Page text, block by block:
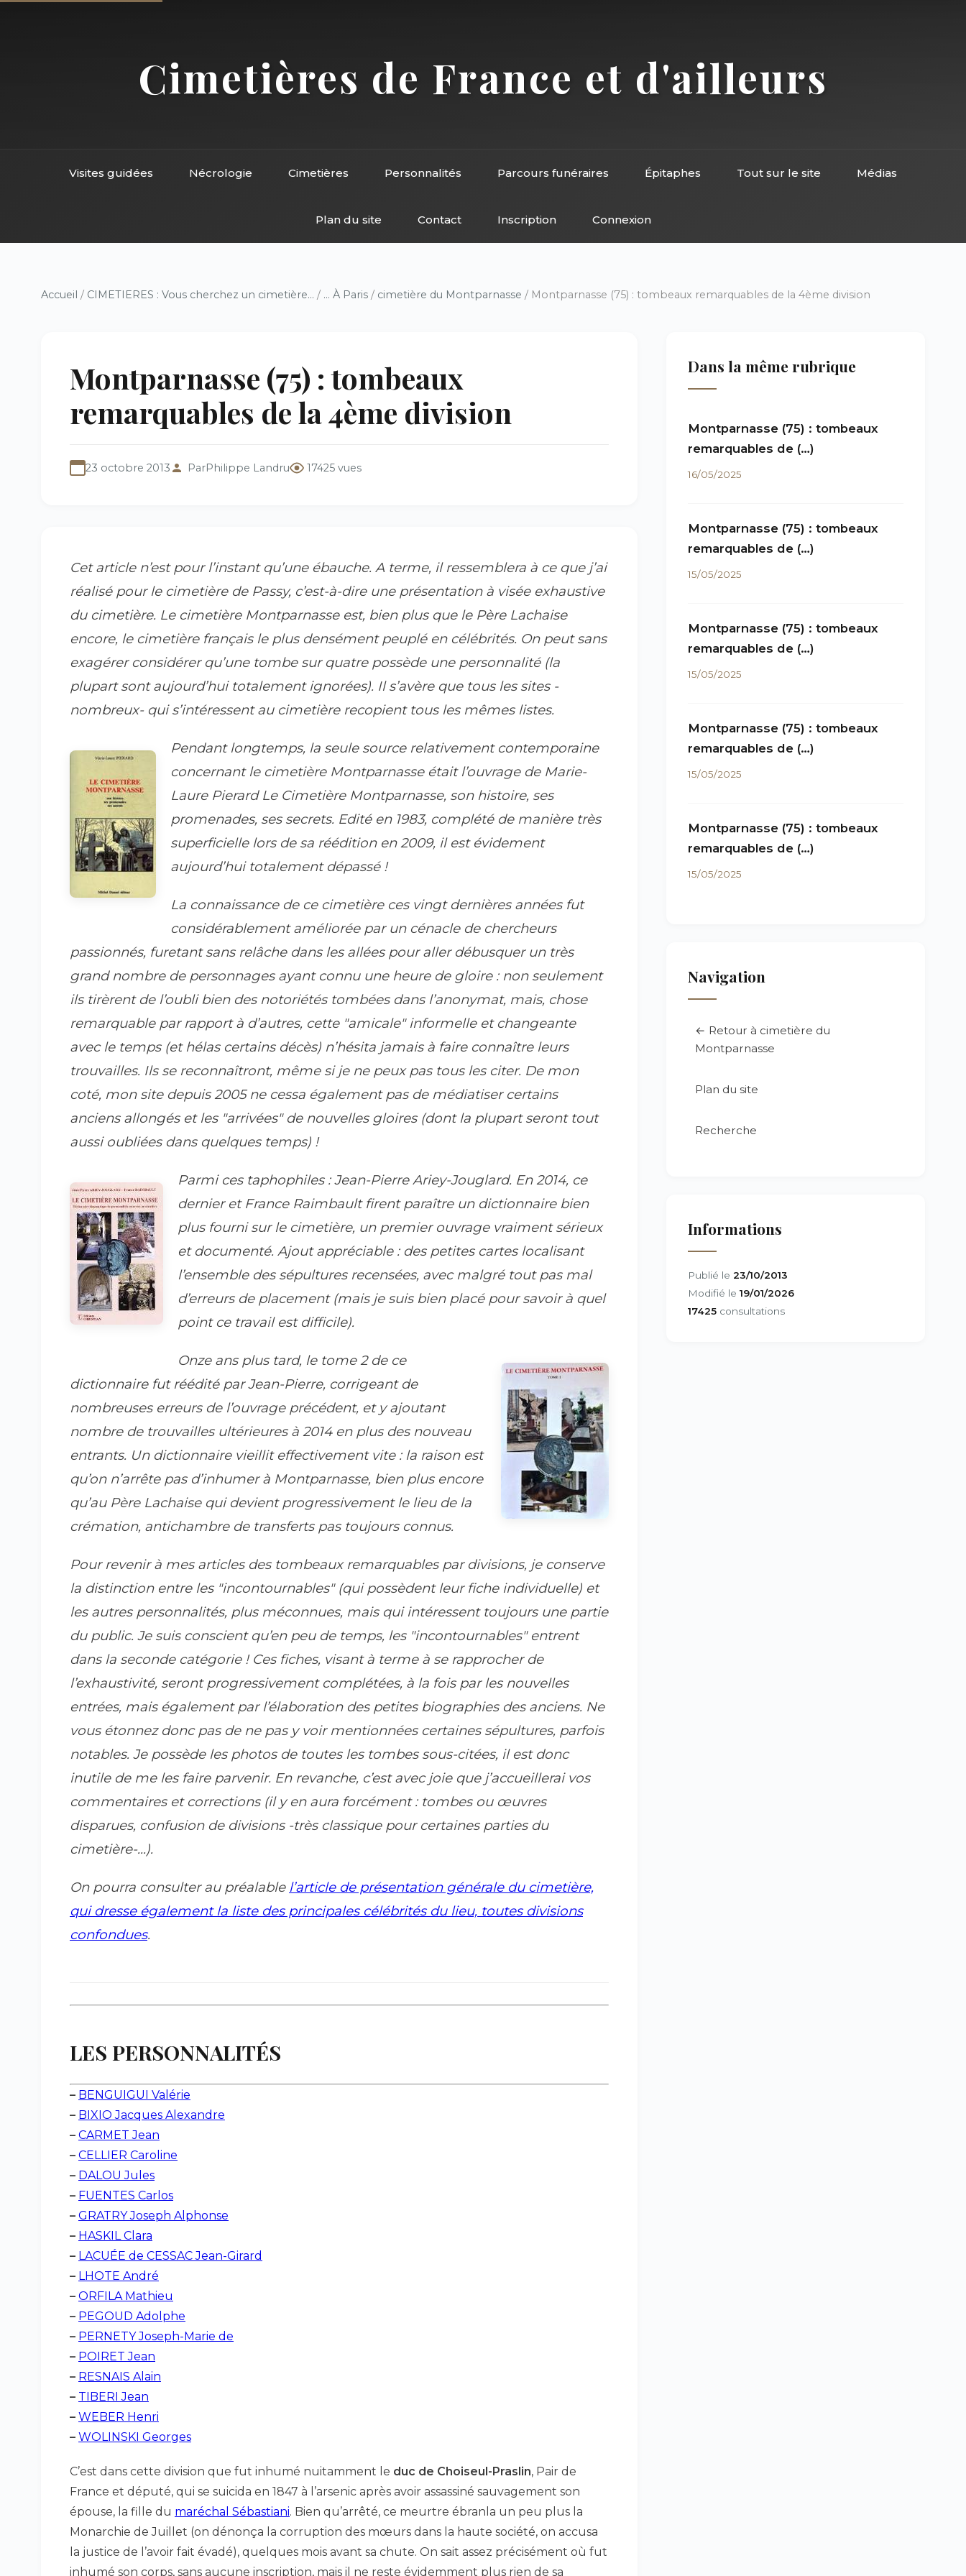
Cimetières de France et d'ailleurs
Visites guidées Nécrologie Cimetières Personnalités Parcours funéraires Épitaphes Tout sur le site Médias
Plan du site Contact Inscription Connexion
Accueil / CIMETIERES : Vous cherchez un cimetière... / ... À Paris / cimetière du Montparnasse / Montparnasse (75) : tombeaux remarquables de la 4ème division
Montparnasse (75) : tombeaux
remarquables de la 4ème division
23 octobre 2013 ParPhilippe Landru 17425 vues
Cet article n’est pour l’instant qu’une ébauche. A terme, il ressemblera à ce que j’ai
réalisé pour le cimetière de Passy, c’est-à-dire une présentation à visée exhaustive
du cimetière. Le cimetière Montparnasse est, bien plus que le Père Lachaise
encore, le cimetière français le plus densément peuplé en célébrités. On peut sans
exagérer considérer qu’une tombe sur quatre possède une personnalité (la
plupart sont aujourd’hui totalement ignorées). Il s’avère que tous les sites -
nombreux- qui s’intéressent au cimetière recopient tous les mêmes listes.
Pendant longtemps, la seule source relativement contemporaine
concernant le cimetière Montparnasse était l’ouvrage de Marie-
Laure Pierard Le Cimetière Montparnasse, son histoire, ses
promenades, ses secrets. Edité en 1983, complété de manière très
superficielle lors de sa réédition en 2009, il est évidement
aujourd’hui totalement dépassé !
La connaissance de ce cimetière ces vingt dernières années fut
considérablement améliorée par un cénacle de chercheurs
passionnés, furetant sans relâche dans les allées pour aller débusquer un très
grand nombre de personnages ayant connu une heure de gloire : non seulement
ils tirèrent de l’oubli bien des notoriétés tombées dans l’anonymat, mais, chose
remarquable par rapport à d’autres, cette "amicale" informelle et changeante
avec le temps (et hélas certains décès) n’hésita jamais à faire connaître leurs
trouvailles. Ils se reconnaîtront, même si je ne peux pas tous les citer. De mon
coté, mon site depuis 2005 ne cessa également pas de médiatiser certains
anciens allongés et les "arrivées" de nouvelles gloires (dont la plupart seront tout
aussi oubliées dans quelques temps) !
Parmi ces taphophiles : Jean-Pierre Ariey-Jouglard. En 2014, ce
dernier et France Raimbault firent paraître un dictionnaire bien
plus fourni sur le cimetière, un premier ouvrage vraiment sérieux
et documenté. Ajout appréciable : des petites cartes localisant
l’ensemble des sépultures recensées, avec malgré tout pas mal
d’erreurs de placement (mais je suis bien placé pour savoir à quel
point ce travail est difficile).
Onze ans plus tard, le tome 2 de ce
dictionnaire fut réédité par Jean-Pierre, corrigeant de
nombreuses erreurs de l’ouvrage précédent, et y ajoutant
nombre de trouvailles ultérieures à 2014 en plus des nouveau
entrants. Un dictionnaire vieillit effectivement vite : la raison est
qu’on n’arrête pas d’inhumer à Montparnasse, bien plus encore
qu’au Père Lachaise qui devient progressivement le lieu de la
crémation, antichambre de transferts pas toujours connus.
Pour revenir à mes articles des tombeaux remarquables par divisions, je conserve
la distinction entre les "incontournables" (qui possèdent leur fiche individuelle) et
les autres personnalités, plus méconnues, mais qui intéressent toujours une partie
du public. Je suis conscient qu’en peu de temps, les "incontournables" entrent
dans la seconde catégorie ! Ces fiches, visant à terme à se rapprocher de
l’exhaustivité, seront progressivement complétées, à la fois par les nouvelles
entrées, mais également par l’élaboration des petites biographies des anciens. Ne
vous étonnez donc pas de ne pas y voir mentionnées certaines sépultures, parfois
notables. Je possède les photos de toutes les tombes sous-citées, il est donc
inutile de me les faire parvenir. En revanche, c’est avec joie que j’accueillerai vos
commentaires et corrections (il y en aura forcément : tombes ou œuvres
disparues, confusion de divisions -très classique pour certaines parties du
cimetière-...).
On pourra consulter au préalable l’article de présentation générale du cimetière,
qui dresse également la liste des principales célébrités du lieu, toutes divisions
confondues.
LES PERSONNALITÉS
– BENGUIGUI Valérie
– BIXIO Jacques Alexandre
– CARMET Jean
– CELLIER Caroline
– DALOU Jules
– FUENTES Carlos
– GRATRY Joseph Alphonse
– HASKIL Clara
– LACUÉE de CESSAC Jean-Girard
– LHOTE André
– ORFILA Mathieu
– PEGOUD Adolphe
– PERNETY Joseph-Marie de
– POIRET Jean
– RESNAIS Alain
– TIBERI Jean
– WEBER Henri
– WOLINSKI Georges
C’est dans cette division que fut inhumé nuitamment le duc de Choiseul-Praslin, Pair de
France et député, qui se suicida en 1847 à l’arsenic après avoir assassiné sauvagement son
épouse, la fille du maréchal Sébastiani. Bien qu’arrêté, ce meurtre ébranla un peu plus la
Monarchie de Juillet (on dénonça la corruption des mœurs dans la haute société, on accusa
la justice de l’avoir fait évadé), quelques mois avant sa chute. On sait assez précisément où fut
inhumé son corps, sans aucune inscription, mais il ne reste évidemment plus rien de sa
Dans la même rubrique
Montparnasse (75) : tombeaux
remarquables de (…)
16/05/2025
Montparnasse (75) : tombeaux
remarquables de (…)
15/05/2025
Montparnasse (75) : tombeaux
remarquables de (…)
15/05/2025
Montparnasse (75) : tombeaux
remarquables de (…)
15/05/2025
Montparnasse (75) : tombeaux
remarquables de (…)
15/05/2025
Navigation
← Retour à cimetière du
Montparnasse
Plan du site
Recherche
Informations
Publié le 23/10/2013
Modifié le 19/01/2026
17425 consultations